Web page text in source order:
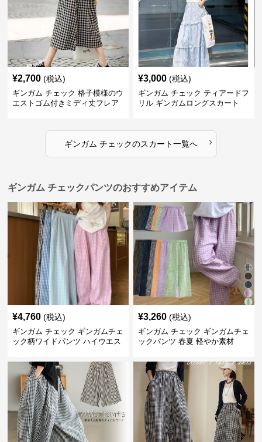
¥2,700 (税込)
ギンガム チェック 格子模様のウ
エストゴム付きミディ丈フレア
¥3,000 (税込)
ギンガム チェック ティアードフ
リル ギンガムロングスカート
ギンガム チェックのスカート一覧へ ›
ギンガム チェックパンツのおすすめアイテム
¥4,760 (税込)
ギンガム チェック ギンガムチェ
ック柄ワイドパンツ ハイウエス
¥3,260 (税込)
ギンガム チェック ギンガムチェ
ックパンツ 春夏 軽やか素材